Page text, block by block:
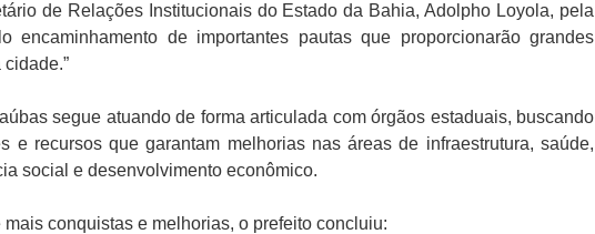
de Relações Institucionais do Estado da Bahia, Adolpho Loyola, pela
encaminhamento de importantes pautas que proporcionarão grandes
segue atuando de forma articulada com órgãos estaduais, buscando
e recursos que garantam melhorias nas áreas de infraestrutura, saúde,
social e desenvolvimento econômico.
conquistas e melhorias, o prefeito concluiu: